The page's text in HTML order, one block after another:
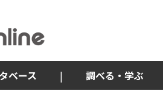
ベース | 調べる・学ぶ